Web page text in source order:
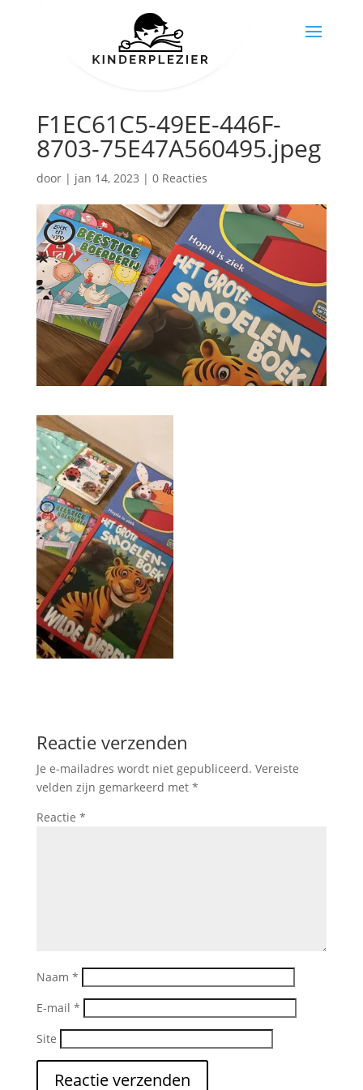
F1EC61C5-49EE-446F-
8703-75E47A560495.jpeg
door | jan 14, 2023 | 0 Reacties
Reactie verzenden
Je e-mailadres wordt niet gepubliceerd. Vereiste
velden zijn gemarkeerd met *
Reactie *
Naam *
E-mail *
Site